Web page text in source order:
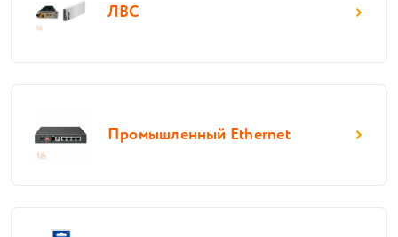
ЛВС
Промышленный Ethernet